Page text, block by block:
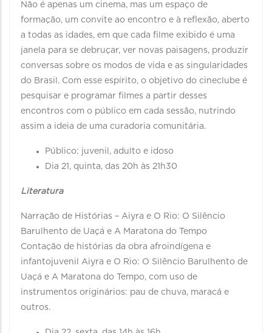
Não é apenas um cinema, mas um espaço de
formação, um convite ao encontro e à reflexão, aberto
a todas as idades, em que cada filme exibido é uma
janela para se debruçar, ver novas paisagens, produzir
conversas sobre os modos de vida e as singularidades
do Brasil. Com esse espírito, o objetivo do cineclube é
pesquisar e programar filmes a partir desses
encontros com o público em cada sessão, nutrindo
assim a ideia de uma curadoria comunitária.
Público: juvenil, adulto e idoso
Dia 21, quinta, das 20h às 21h30
Literatura
Narração de Histórias – Aiyra e O Rio: O Silêncio
Barulhento de Uaçá e A Maratona do Tempo
Contação de histórias da obra afroindígena e
infantojuvenil Aiyra e O Rio: O Silêncio Barulhento de
Uaçá e A Maratona do Tempo, com uso de
instrumentos originários: pau de chuva, maracá e
outros.